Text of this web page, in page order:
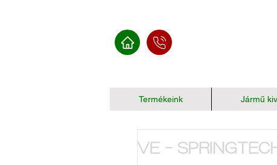
Termékeink Jármű